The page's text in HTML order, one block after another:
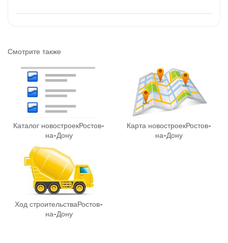
Смотрите также
Каталог новостроекРостов-
на-Дону
Карта новостроекРостов-
на-Дону
Ход строительстваРостов-
на-Дону